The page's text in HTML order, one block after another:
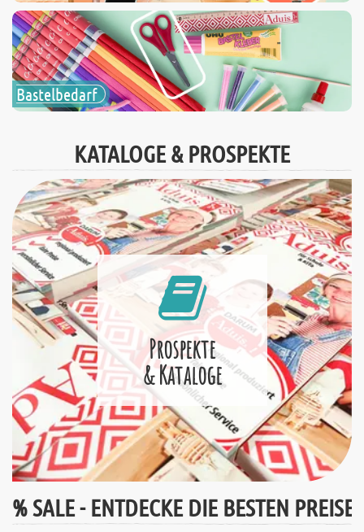
Bastelbedarf
KATALOGE & PROSPEKTE
Prospekte
& Kataloge
% SALE - ENTDECKE DIE BESTEN PREISE